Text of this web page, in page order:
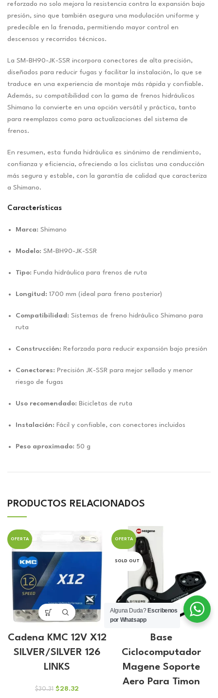
reforzado no solo mejora la resistencia contra la expansión bajo
presión, sino que también asegura una modulación uniforme y
predecible en la frenada, permitiendo mayor control en
descensos y recorridos técnicos.
La SM-BH90-JK-SSR incorpora conectores de alta precisión,
diseñados para reducir fugas y facilitar la instalación, lo que se
traduce en una experiencia de montaje más rápida y confiable.
Además, su compatibilidad con la gama de frenos hidráulicos
Shimano la convierte en una opción versátil y práctica, tanto
para reemplazos como para actualizaciones del sistema de
frenos.
En resumen, esta funda hidráulica es sinónimo de rendimiento,
confianza y eficiencia, ofreciendo a los ciclistas una conducción
más segura y estable, con la garantía de calidad que caracteriza
a Shimano.
Características
Marca: Shimano
Modelo: SM-BH90-JK-SSR
Tipo: Funda hidráulica para frenos de ruta
Longitud: 1700 mm (ideal para freno posterior)
Compatibilidad: Sistemas de freno hidráulico Shimano para
ruta
Construcción: Reforzada para reducir expansión bajo presión
Conectores: Precisión JK-SSR para mejor sellado y menor
riesgo de fugas
Uso recomendado: Bicicletas de ruta
Instalación: Fácil y confiable, con conectores incluidos
Peso aproximado: 50 g
PRODUCTOS RELACIONADOS
OFERTA
Cadena KMC 12V X12
SILVER/SILVER 126
LINKS
$30.31 El
$28.32
OFERTA
SOLD OUT
Base
Ciclocomputador
Magene Soporte
Aero Para Timon
Alguna Duda? Escribenos
por Whatsapp